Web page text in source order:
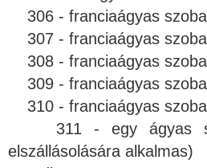
306 - franciaágyas
307 - franciaágyas
308 - franciaágyas
309 - franciaágyas
310 - franciaágyas
311 - egy ágyas
elszállásolására alkalmas)